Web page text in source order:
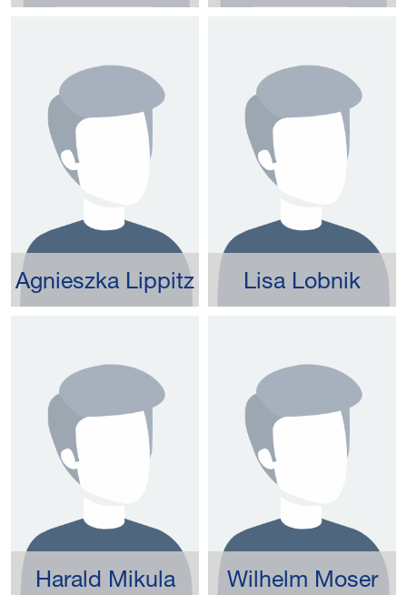
Agnieszka Lippitz Lisa Lobnik
Harald Mikula Wilhelm Moser